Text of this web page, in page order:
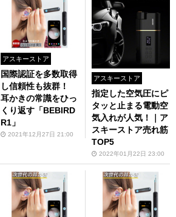
アスキーストア
国際認証を多数取得
し信頼性も抜群！
耳かきの常識をひっ
くり返す「BEBIRD
R1」
2021年12月27日 21:00
アスキーストア
指定した空気圧にピ
タッと止まる電動空
気入れが人気！｜ア
スキーストア売れ筋
TOP5
2022年01月22日 23:00